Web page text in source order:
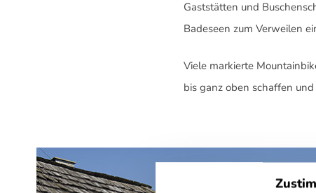
Gaststätten und
Badeseen zum Verweilen
Viele markierte
bis ganz oben schaffen